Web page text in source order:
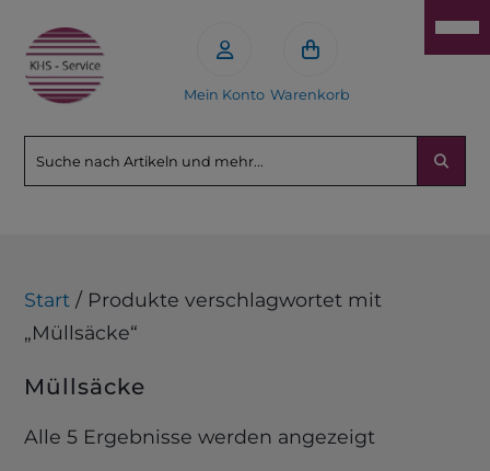
Mein Konto Warenkorb
Start / Produkte verschlagwortet mit
„Müllsäcke“
Müllsäcke
Alle 5 Ergebnisse werden angezeigt